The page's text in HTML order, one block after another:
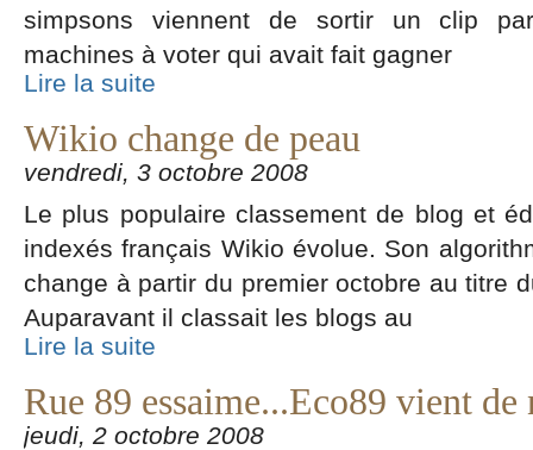
simpsons viennent de sortir un clip
machines à voter qui avait fait gagner
Lire la suite
Wikio change de peau
vendredi, 3 octobre 2008
Le plus populaire classement de blog et
indexés français Wikio évolue. Son
change à partir du premier octobre au titre
Auparavant il classait les blogs au
Lire la suite
Rue 89 essaime...Eco89 vient de
jeudi, 2 octobre 2008